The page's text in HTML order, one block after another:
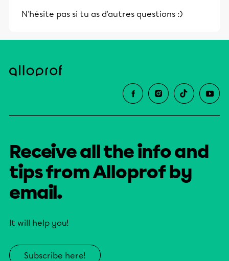
N'hésite pas si tu as d'autres questions :)
Receive all the info and
tips from Alloprof by
email.
It will help you!
Subscribe here!